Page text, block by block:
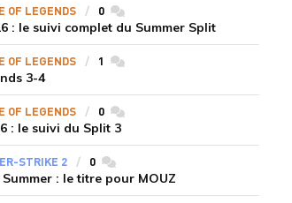
OF LEGENDS 0commentaires
: le suivi complet du Summer Split
OF LEGENDS 1 commentaires
3-4
OF LEGENDS 0commentaires
: le suivi du Split 3
STRIKE 2 0commentaires
: le titre pour MOUZ